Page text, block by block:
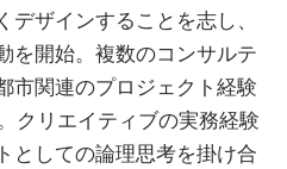
ザインすることを志し、
を開始。複数のコンサルテ
市関連のプロジェクト経験
クリエイティブの実務経験
としての論理思考を掛け合